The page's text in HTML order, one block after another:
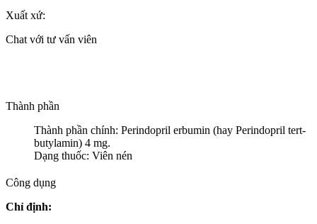
Xuất xứ:
Chat với tư vấn viên
Thành phần
Thành phần chính: Perindopril erbumin (hay Perindopril tert-
butylamin) 4 mg.
Dạng thuốc: Viên nén
Công dụng
Chỉ định: